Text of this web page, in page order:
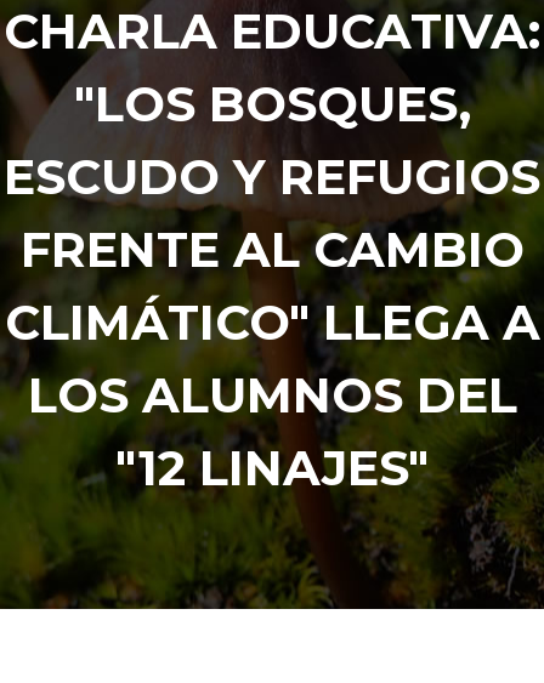
CHARLA EDUCATIVA:
"LOS BOSQUES,
ESCUDO Y REFUGIOS
FRENTE AL CAMBIO
CLIMÁTICO" LLEGA A
LOS ALUMNOS DEL
"12 LINAJES"